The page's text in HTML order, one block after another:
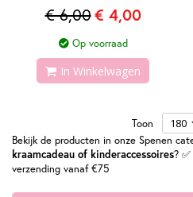
€ 6,00€ 4,00
Op voorraad
In Winkelwagen
Toon
Bekijk de producten in onze Spenen
kraamcadeau of kinderaccessoires?
verzending vanaf €75